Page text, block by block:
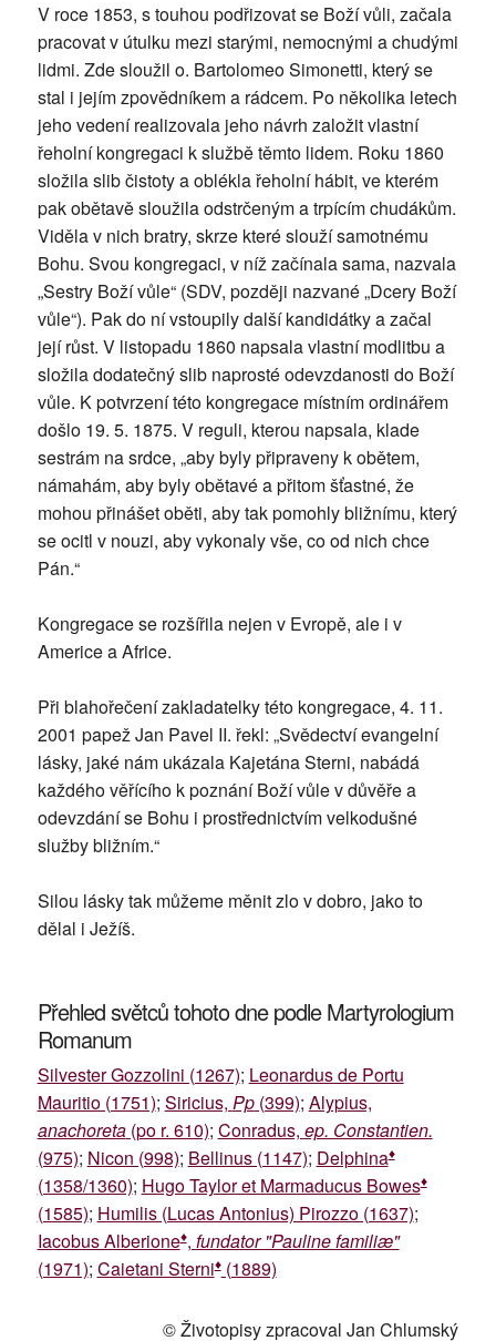
V roce 1853, s touhou podřizovat se Boží vůli, začala
pracovat v útulku mezi starými, nemocnými a chudými
lidmi. Zde sloužil o. Bartolomeo Simonetti, který se
stal i jejím zpovědníkem a rádcem. Po několika letech
jeho vedení realizovala jeho návrh založit vlastní
řeholní kongregaci k službě těmto lidem. Roku 1860
složila slib čistoty a oblékla řeholní hábit, ve kterém
pak obětavě sloužila odstrčeným a trpícím chudákům.
Viděla v nich bratry, skrze které slouží samotnému
Bohu. Svou kongregaci, v níž začínala sama, nazvala
„Sestry Boží vůle“ (SDV, později nazvané „Dcery Boží
vůle“). Pak do ní vstoupily další kandidátky a začal
její růst. V listopadu 1860 napsala vlastní modlitbu a
složila dodatečný slib naprosté odevzdanosti do Boží
vůle. K potvrzení této kongregace místním ordinářem
došlo 19. 5. 1875. V reguli, kterou napsala, klade
sestrám na srdce, „aby byly připraveny k obětem,
námahám, aby byly obětavé a přitom šťastné, že
mohou přinášet oběti, aby tak pomohly bližnímu, který
se ocitl v nouzi, aby vykonaly vše, co od nich chce
Pán.“
Kongregace se rozšířila nejen v Evropě, ale i v
Americe a Africe.
Při blahořečení zakladatelky této kongregace, 4. 11.
2001 papež Jan Pavel II. řekl: „Svědectví evangelní
lásky, jaké nám ukázala Kajetána Sterni, nabádá
každého věřícího k poznání Boží vůle v důvěře a
odevzdání se Bohu i prostřednictvím velkodušné
služby bližním.“
Silou lásky tak můžeme měnit zlo v dobro, jako to
dělal i Ježíš.
Přehled světců tohoto dne podle Martyrologium
Romanum
Silvester Gozzolini (1267); Leonardus de Portu
Mauritio (1751); Siricius, Pp(399); Alypius,
anachoreta(po r. 610); Conradus, ep. Constantien.
(975); Nicon (998); Bellinus (1147); Delphina♦
(1358/1360); Hugo Taylor et Marmaducus Bowes♦
(1585); Humilis (Lucas Antonius) Pirozzo (1637);
Iacobus Alberione♦, fundator "Pauline familiæ"
(1971); Caietani Sterni♦(1889)
© Životopisy zpracoval Jan Chlumský